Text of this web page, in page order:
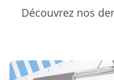
Découvrez nos